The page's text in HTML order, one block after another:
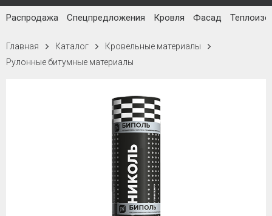
Распродажа Спецпредложения Кровля Фасад
Главная Каталог
Кровельные материалы
Рулонные битумные материалы